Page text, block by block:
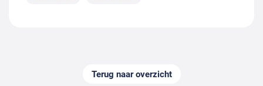
Terug naar overzicht